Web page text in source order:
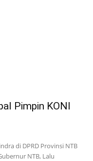
Pimpin KONI
di DPRD Provinsi NTB
NTB, Lalu